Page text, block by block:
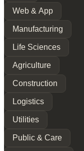
Web & App
Manufacturing
Life Sciences
Agriculture
Construction
Logistics
Utilities
Public & Care